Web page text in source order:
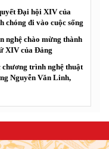
Đại hội XIV của
chóng đi vào cuộc sống
nghệ chào mừng thành
XIV của Đảng
chương trình nghệ thuật
Nguyễn Văn Linh,